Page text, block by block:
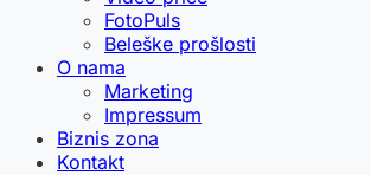
FotoPuls
Beleške prošlosti
O nama
Marketing
Impressum
Biznis zona
Kontakt